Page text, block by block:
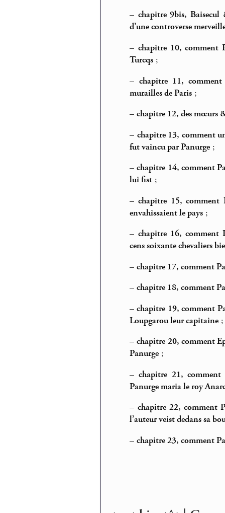
– chapitre 9bis,
d’une controverse
– chapitre 10, comment
Turcqs ;
– chapitre 11,
murailles de Paris ;
– chapitre 12, des mœurs
– chapitre 13, comment
fut vaincu par Panurge ;
– chapitre 14, comment
lui fist ;
– chapitre 15, comment
envahissaient le pays ;
– chapitre 16, comment
cens soixante chevaliers
– chapitre 17, comment
– chapitre 18, comment
– chapitre 19, comment
Loupgarou leur capitaine ;
– chapitre 20, comment
Panurge ;
– chapitre 21,
Panurge maria le roy
– chapitre 22, comment
l’auteur veist dedans sa
– chapitre 23, comment